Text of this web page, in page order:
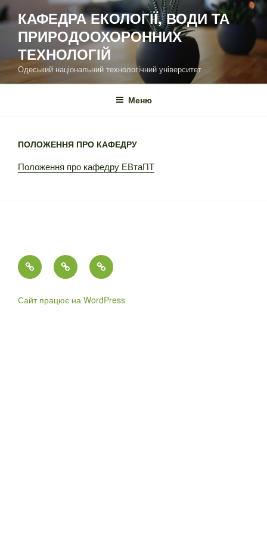
Перейти
до
вмісту
КАФЕДРА ЕКОЛОГІЇ, ВОДИ ТА
ПРИРОДООХОРОННИХ
ТЕХНОЛОГІЙ
Одеський національний технологічний університет
Меню
ПОЛОЖЕННЯ ПРО КАФЕДРУ
Положення про кафедру ЕВтаПТ
ГоловнаКонтактиІсторія
кафедри
Сайт працює на WordPress